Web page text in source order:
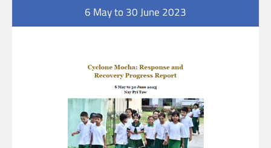
6 May to 30 June 2023